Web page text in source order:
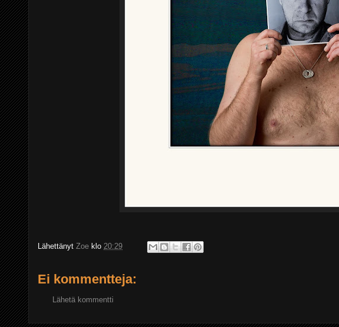
Lähettänyt Zoe klo 20:29
Ei kommentteja:
Lähetä kommentti